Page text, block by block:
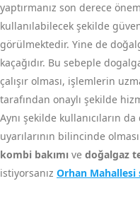
yaptırmanız son derece
kullanılabilecek şekilde
görülmektedir. Yine de
kaçağıdır. Bu sebeple
çalışır olması, işlemlerin
tarafından onaylı şekilde
Aynı şekilde kullanıcıların
uyarılarının bilincinde
kombi bakımı ve doğalgaz
istiyorsanız Orhan Mahallesi